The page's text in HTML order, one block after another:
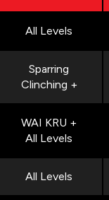
All Levels
Sparring
Clinching +
WAI KRU +
All Levels
All Levels